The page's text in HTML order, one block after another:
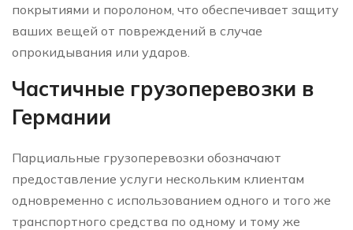
покрытиями и поролоном, что обеспечивает защиту
ваших вещей от повреждений в случае
опрокидывания или ударов.
Частичные грузоперевозки в
Германии
Парциальные грузоперевозки обозначают
предоставление услуги нескольким клиентам
одновременно с использованием одного и того же
транспортного средства по одному и тому же